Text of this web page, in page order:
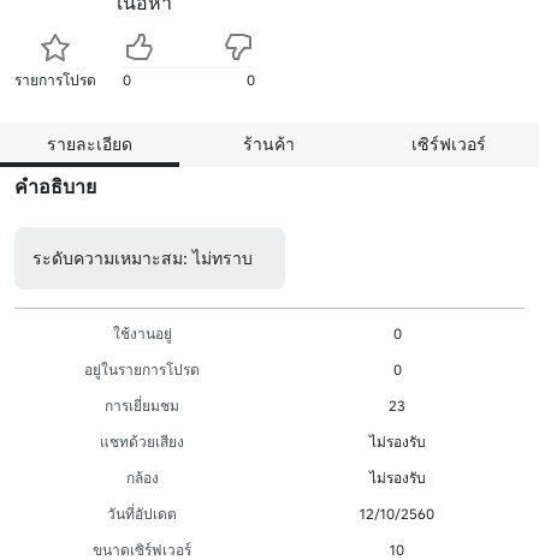
รายการโปรด 0 0
รายละเอียด ร้านค้า เซิร์ฟเวอร์
คำอธิบาย
ระดับความเหมาะสม: ไม่ทราบ
ใช้งานอยู่
0
อยู่ในรายการโปรด
0
การเยี่ยมชม
23
แชทด้วยเสียง
ไม่รองรับ
กล้อง
ไม่รองรับ
วันที่อัปเดต
12/10/2560
ขนาดเซิร์ฟเวอร์
10